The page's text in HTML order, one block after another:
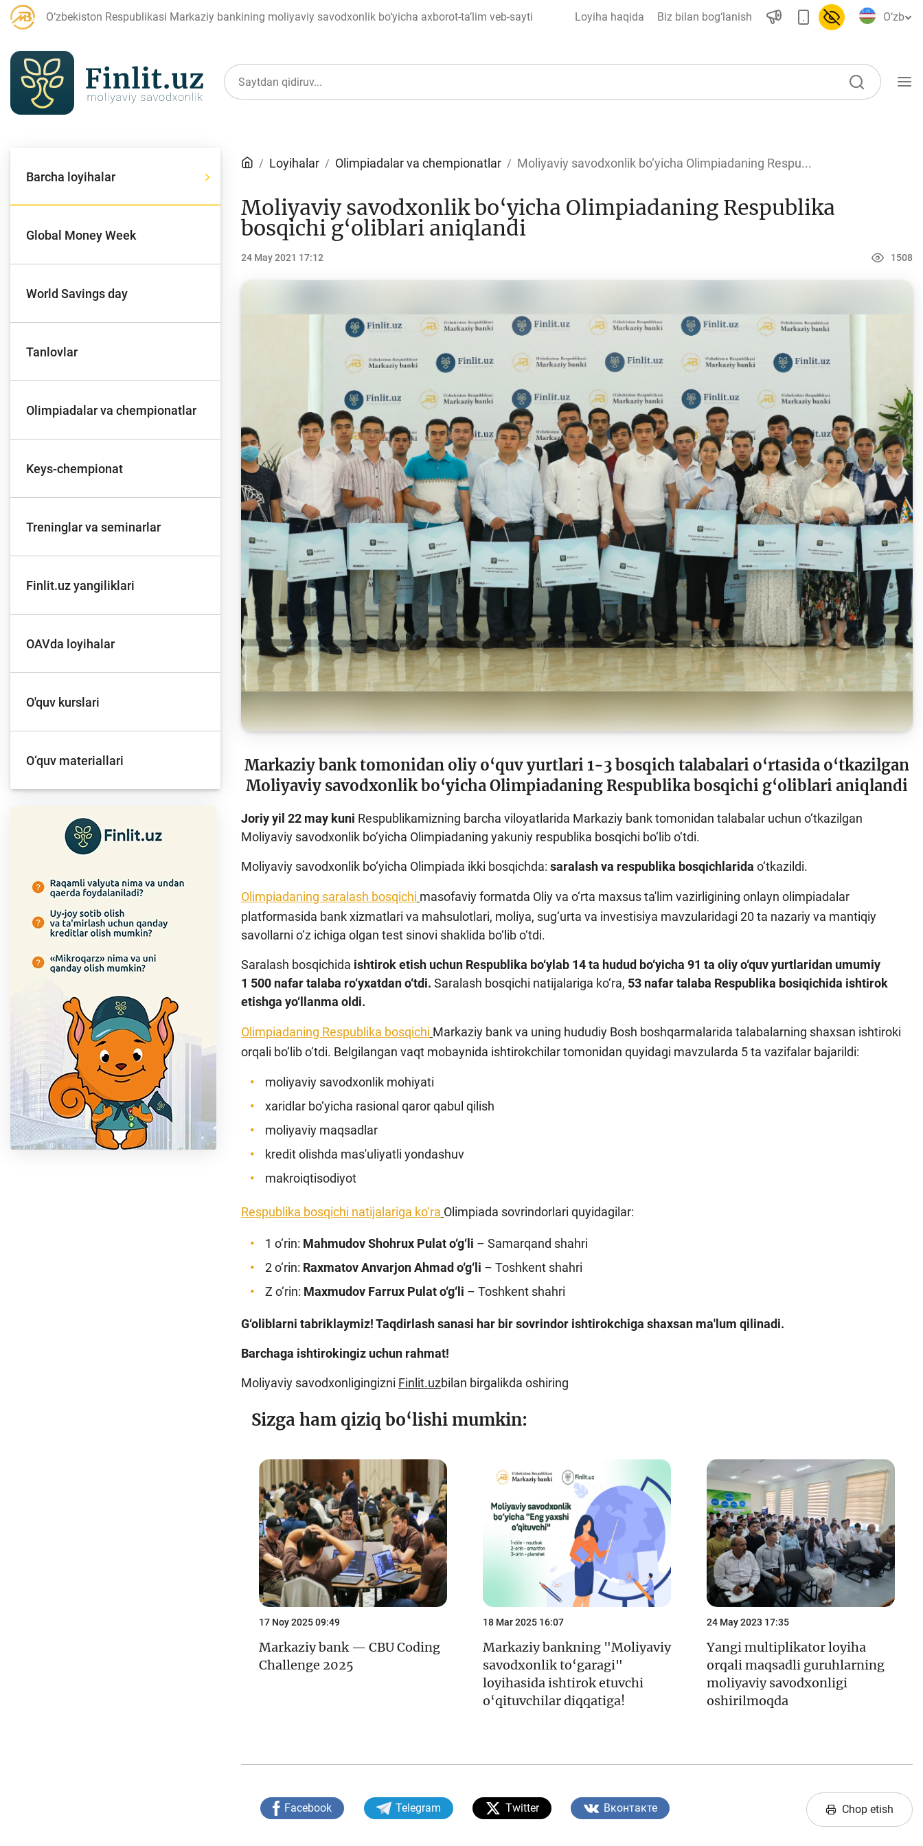
O‘zbekiston Respublikasi Markaziy bankining moliyaviy savodxonlik bo‘yicha axborot-ta’lim veb-sayti Loyiha haqida Biz bilan bog‘lanish O‘zb
Islom moliyasi
Kredit Budjet
To'lov va o'tkazmalar Moliya bozori
Pul-kredit siyosati va
uning elementlari
Moliyaviy xavfsizlik
Bank xizmatlari
iste'molchilari
huquqlari
Kichik va oʻrta biznes
vakillari uchun onlayn
oʻquv dastur
uchun
Loyihalar
Barcha loyihalar
Olimpiadalar va chempionatlar
Keys-chempionat
Treninglar va seminarlar
Finlit.uz yangiliklari
OAVda loyihalar
O'quv kurslari
O‘quv materiallari
Interaktiv xizmatlar
Fotogalereya
Loyiha haqida
Kengaytirilgan qidiruv
Sayt xaritasi
Barcha loyihalar
Global Money Week
World Savings day
Tanlovlar
Olimpiadalar va chempionatlar
Keys-chempionat
Treninglar va seminarlar
Finlit.uz yangiliklari
OAVda loyihalar
O'quv kurslari
O‘quv materiallari
Loyihalar Olimpiadalar va chempionatlar Moliyaviy savodxonlik bo‘yicha Olimpiadaning Respu...
Moliyaviy savodxonlik bo‘yicha Olimpiadaning Respublika
bosqichi g‘oliblari aniqlandi
24 May 2021 17:12 1508
Markaziy bank tomonidan oliy o‘quv yurtlari 1-3 bosqich talabalari o‘rtasida o‘tkazilgan
Moliyaviy savodxonlik bo‘yicha Olimpiadaning Respublika bosqichi g‘oliblari aniqlandi
Joriy yil 22 may kuni Respublikamizning barcha viloyatlarida Markaziy bank tomonidan talabalar uchun o‘tkazilgan
Moliyaviy savodxonlik bo‘yicha Olimpiadaning yakuniy respublika bosqichi bo‘lib o‘tdi.
Moliyaviy savodxonlik bo‘yicha Olimpiada ikki bosqichda: saralash va respublika bosqichlarida o‘tkazildi.
Olimpiadaning saralash bosqichi masofaviy formatda Oliy va o‘rta maxsus ta'lim vazirligining onlayn olimpiadalar
platformasida bank xizmatlari va mahsulotlari, moliya, sug‘urta va investisiya mavzularidagi 20 ta nazariy va mantiqiy
savollarni o‘z ichiga olgan test sinovi shaklida bo‘lib o‘tdi.
Saralash bosqichida ishtirok etish uchun Respublika bo‘ylab 14 ta hudud bo‘yicha 91 ta oliy o‘quv yurtlaridan umumiy
1 500 nafar talaba ro‘yxatdan o‘tdi. Saralash bosqichi natijalariga ko‘ra, 53 nafar talaba Respublika bosiqichida ishtirok
etishga yo‘llanma oldi.
Olimpiadaning Respublika bosqichi Markaziy bank va uning hududiy Bosh boshqarmalarida talabalarning shaxsan ishtiroki
orqali bo‘lib o‘tdi. Belgilangan vaqt mobaynida ishtirokchilar tomonidan quyidagi mavzularda 5 ta vazifalar bajarildi:
moliyaviy savodxonlik mohiyati
xaridlar bo‘yicha rasional qaror qabul qilish
moliyaviy maqsadlar
kredit olishda mas'uliyatli yondashuv
makroiqtisodiyot
Respublika bosqichi natijalariga ko‘ra Olimpiada sovrindorlari quyidagilar:
1 o‘rin: Mahmudov Shohrux Pulat o‘g‘li – Samarqand shahri
2 o‘rin: Raxmatov Anvarjon Ahmad o‘g‘li – Toshkent shahri
Z o‘rin: Maxmudov Farrux Pulat o‘g‘li – Toshkent shahri
G‘oliblarni tabriklaymiz! Taqdirlash sanasi har bir sovrindor ishtirokchiga shaxsan ma'lum qilinadi.
Barchaga ishtirokingiz uchun rahmat!
Moliyaviy savodxonligingizni Finlit.uzbilan birgalikda oshiring
Sizga ham qiziq bo‘lishi mumkin:
17 Noy 2025 09:49
Markaziy bank — CBU Coding
Challenge 2025
18 Mar 2025 16:07
Markaziy bankning "Moliyaviy
savodxonlik to‘garagi"
loyihasida ishtirok etuvchi
o‘qituvchilar diqqatiga!
24 May 2023 17:35
Yangi multiplikator loyiha
orqali maqsadli guruhlarning
moliyaviy savodxonligi
oshirilmoqda
Facebook Telegram Twitter Вконтакте Chop etish